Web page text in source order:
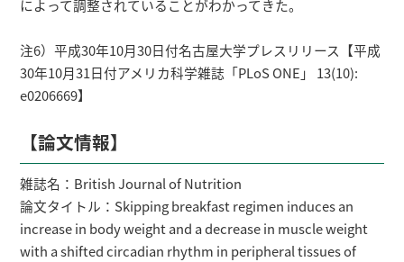
によって調整されていることがわかってきた。
注6）平成30年10月30日付名古屋大学プレスリリース【平成
30年10月31日付アメリカ科学雑誌「PLoS ONE」 13(10):
e0206669】
【論文情報】
雑誌名：British Journal of Nutrition
論文タイトル：Skipping breakfast regimen induces an
increase in body weight and a decrease in muscle weight
with a shifted circadian rhythm in peripheral tissues of